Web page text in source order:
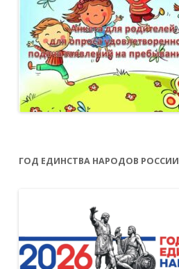
ГОД ЕДИНСТВА НАРОДОВ РОССИИ